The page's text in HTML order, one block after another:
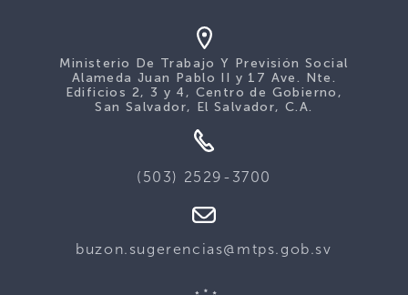
Ministerio De Trabajo Y Previsión Social
Alameda Juan Pablo II y 17 Ave. Nte.
Edificios 2, 3 y 4, Centro de Gobierno,
San Salvador, El Salvador, C.A.
(503) 2529-3700
buzon.sugerencias@mtps.gob.sv